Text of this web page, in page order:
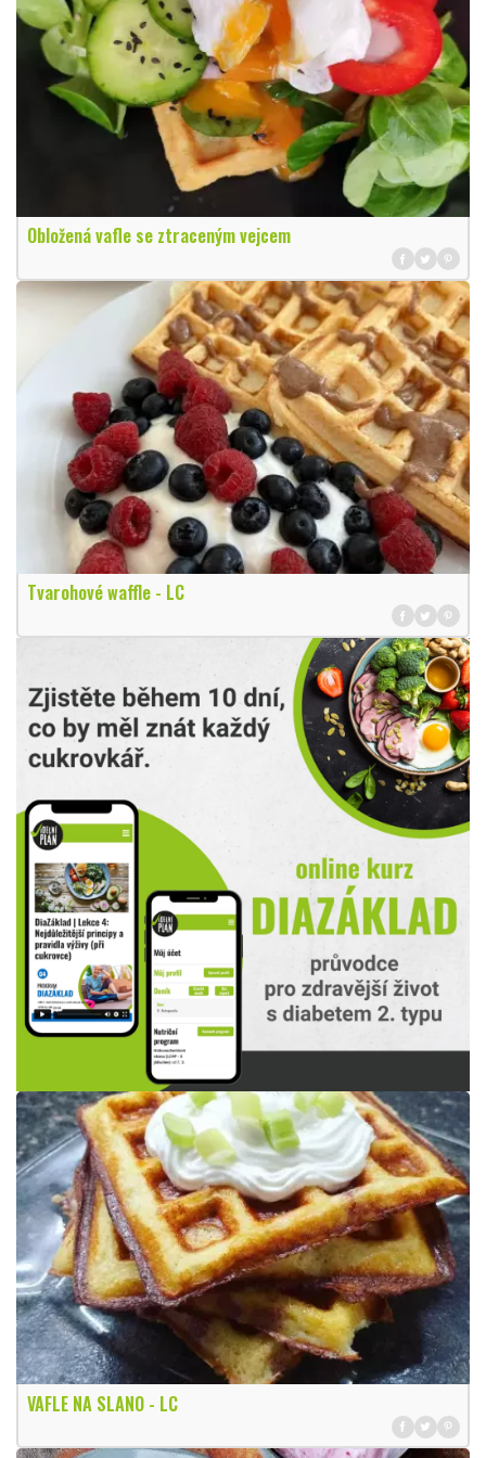
Obložená vafle se ztraceným vejcem
Tvarohové waffle - LC
VAFLE NA SLANO - LC